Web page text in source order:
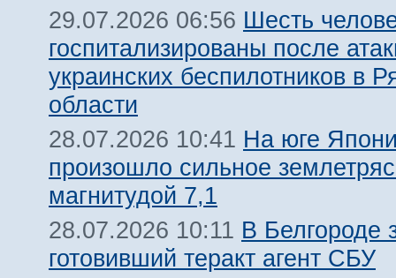
29.07.2026 06:56 Шесть
госпитализированы после
украинских беспилотников в
области
28.07.2026 10:41 На юге
произошло сильное
магнитудой 7,1
28.07.2026 10:11 В Белгороде
готовивший теракт агент СБУ